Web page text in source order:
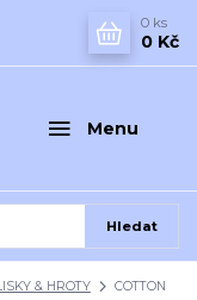
Menu
Hledat
0 ks
0 Kč
& HROTY
COTTON